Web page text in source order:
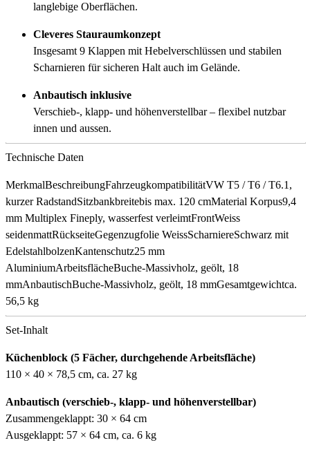
langlebige Oberflächen.
Cleveres Stauraumkonzept
Insgesamt 9 Klappen mit Hebelverschlüssen und stabilen
Scharnieren für sicheren Halt auch im Gelände.
Anbautisch inklusive
Verschieb-, klapp- und höhenverstellbar – flexibel nutzbar
innen und aussen.
Technische Daten
MerkmalBeschreibungFahrzeugkompatibilitätVW T5 / T6 / T6.1,
kurzer RadstandSitzbankbreitebis max. 120 cmMaterial Korpus9,4
mm Multiplex Fineply, wasserfest verleimtFrontWeiss
seidenmattRückseiteGegenzugfolie WeissScharniereSchwarz mit
EdelstahlbolzenKantenschutz25 mm
AluminiumArbeitsflächeBuche-Massivholz, geölt, 18
mmAnbautischBuche-Massivholz, geölt, 18 mmGesamtgewichtca.
56,5 kg
Set-Inhalt
Küchenblock (5 Fächer, durchgehende Arbeitsfläche)
110 × 40 × 78,5 cm, ca. 27 kg
Anbautisch (verschieb-, klapp- und höhenverstellbar)
Zusammengeklappt: 30 × 64 cm
Ausgeklappt: 57 × 64 cm, ca. 6 kg